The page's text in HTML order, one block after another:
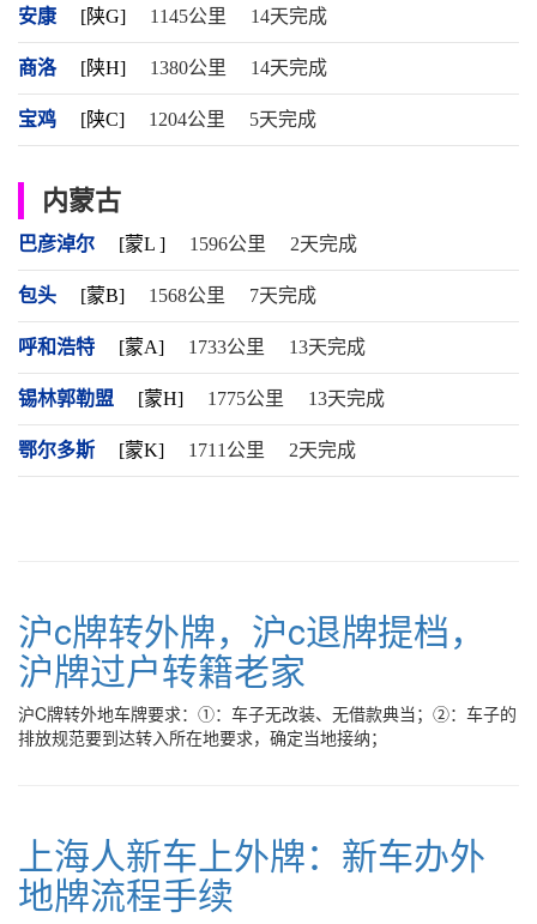
安康 [陕G] 1145公里 14天完成
商洛 [陕H] 1380公里 14天完成
宝鸡 [陕C] 1204公里 5天完成
内蒙古
巴彦淖尔 [蒙L ] 1596公里 2天完成
包头 [蒙B] 1568公里 7天完成
呼和浩特 [蒙A] 1733公里 13天完成
锡林郭勒盟 [蒙H] 1775公里 13天完成
鄂尔多斯 [蒙K] 1711公里 2天完成
沪c牌转外牌，沪c退牌提档，
沪牌过户转籍老家
沪C牌转外地车牌要求：①：车子无改装、无借款典当；②：车子的
排放规范要到达转入所在地要求，确定当地接纳；
上海人新车上外牌：新车办外
地牌流程手续